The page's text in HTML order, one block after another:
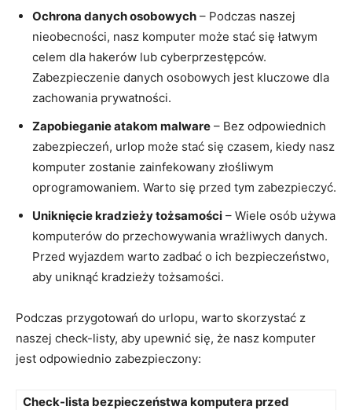
Ochrona danych osobowych – Podczas naszej‌
nieobecności, ⁣nasz komputer może stać się ​łatwym ​
celem dla hakerów lub cyberprzestępców.‍
Zabezpieczenie danych osobowych jest kluczowe dla
zachowania⁣ prywatności.
Zapobieganie atakom malware – Bez odpowiednich
zabezpieczeń, urlop może stać⁤ się czasem, kiedy nasz
komputer zostanie zainfekowany⁣ złośliwym
oprogramowaniem. Warto się‌ przed tym zabezpieczyć.
Uniknięcie ⁢kradzieży ‍tożsamości – Wiele osób ⁢używa⁤
komputerów ​do przechowywania wrażliwych danych.
Przed wyjazdem warto zadbać o ich bezpieczeństwo,
aby uniknąć kradzieży tożsamości.
Podczas ‍przygotowań do urlopu, ⁣warto skorzystać z
naszej check-listy, aby upewnić się, że nasz komputer⁢
jest odpowiednio zabezpieczony:
Check-lista bezpieczeństwa komputera przed